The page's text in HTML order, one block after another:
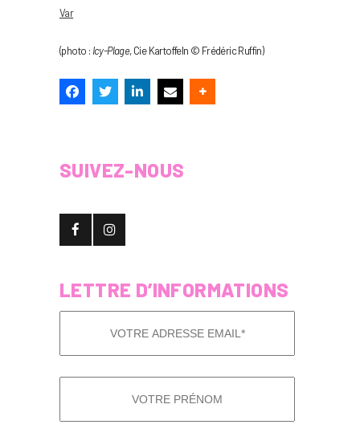
Var
(photo : Icy-Plage, Cie Kartoffeln © Frédéric Ruffin)
SUIVEZ-NOUS
LETTRE D’INFORMATIONS